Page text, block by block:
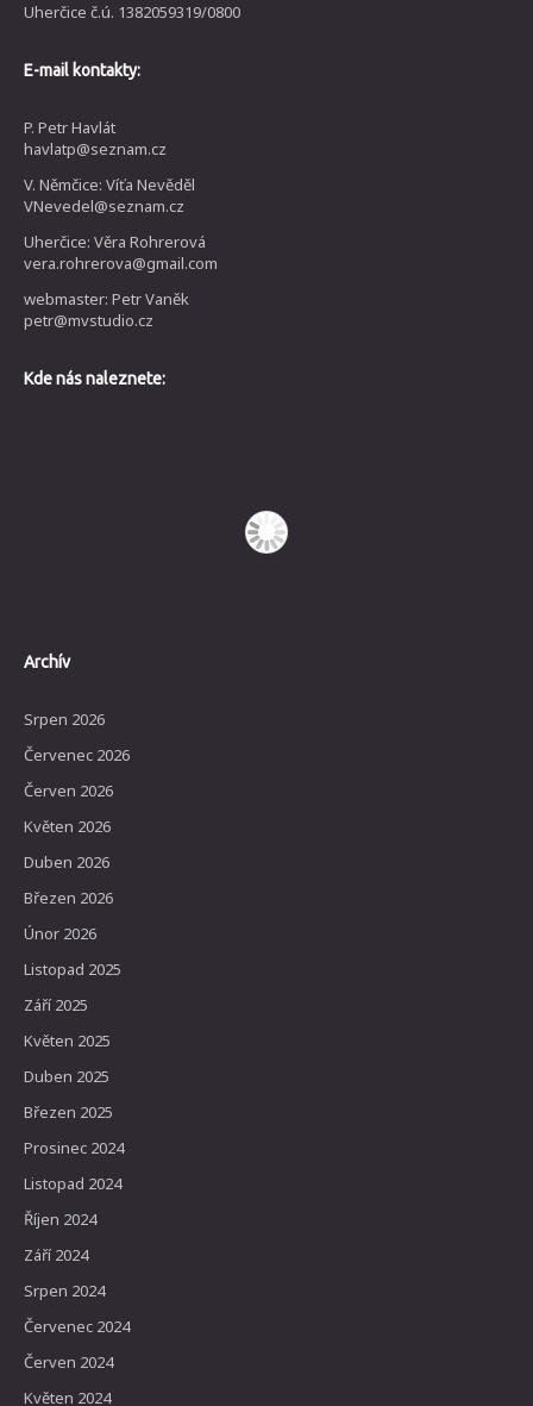
Uherčice č.ú. 1382059319/0800
E-mail kontakty:
P. Petr Havlát
havlatp@seznam.cz
V. Němčice: Víťa Nevěděl
VNevedel@seznam.cz
Uherčice: Věra Rohrerová
vera.rohrerova@gmail.com
webmaster: Petr Vaněk
petr@mvstudio.cz
Kde nás naleznete:
Archív
Srpen 2026
Červenec 2026
Červen 2026
Květen 2026
Duben 2026
Březen 2026
Únor 2026
Listopad 2025
Září 2025
Květen 2025
Duben 2025
Březen 2025
Prosinec 2024
Listopad 2024
Říjen 2024
Září 2024
Srpen 2024
Červenec 2024
Červen 2024
Květen 2024